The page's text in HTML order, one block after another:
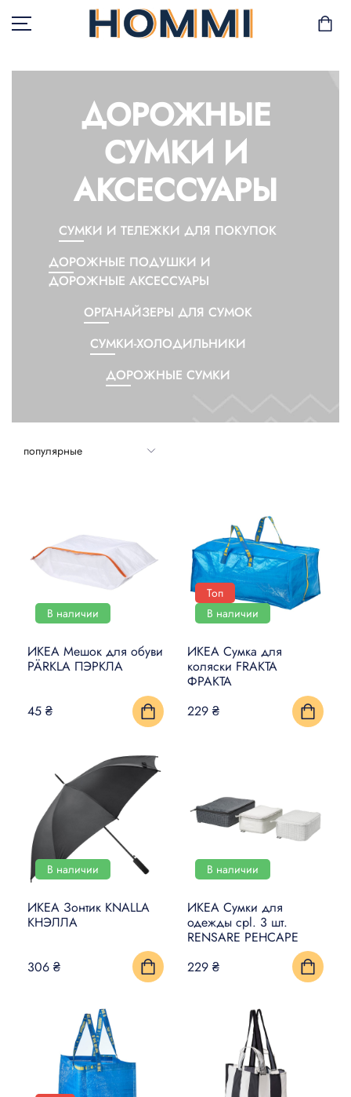
В НАЛИЧИИ
САД И БАЛКОН
ХРАНЕНИЕ И
ТЕКСТИЛЬ
ГОРШКИ И РАСТЕНИЯ
КУЛИНАРИЯ И СТОЛОВАЯ
КРОВАТИ И МАТРАСЫ
ДЕТИ И МЛАДЕНЦЫ
САНТЕХНИКА
DIY В ДОМАШНИХ
УМНЫЙ ДОМ
КОВРЫ, МАТЫ И ПОЛЫ
БЫТОВАЯ ЭЛЕКТРОНИКА
ТОВАРЫ ДЛЯ ЖИВОТНЫХ
ДОРОЖНЫЕ
СУМКИ И
АКСЕССУАРЫ
СУМКИ И ТЕЛЕЖКИ ДЛЯ ПОКУПОК
ДОРОЖНЫЕ ПОДУШКИ И
ДОРОЖНЫЕ АКСЕССУАРЫ
ОРГАНАЙЗЕРЫ ДЛЯ СУМОК
СУМКИ-ХОЛОДИЛЬНИКИ
ДОРОЖНЫЕ СУМКИ
В наличии
ИКЕА Мешок для обуви
PÄRKLA ПЭРКЛА
45 ₴
Топ
В наличии
ИКЕА Сумка для
коляски FRAKTA
ФРАКТА
229 ₴
В наличии
ИКЕА Зонтик KNALLA
КНЭЛЛА
306 ₴
В наличии
ИКЕА Сумки для
одежды cpl. 3 шт.
RENSARE РЕНСАРЕ
229 ₴